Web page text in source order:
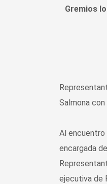
Gremios
Salmona
Al encuentro
encargada
ejecutiva de